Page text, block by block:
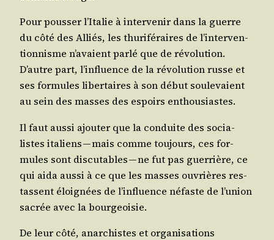
Pour pous­ser l’I­ta­lie à inter­ve­nir dans la guerre
du côté des Alliés, les thu­ri­fé­raires de l’in­ter­ven­
tion­nisme n’a­vaient par­lé que de révo­lu­tion.
D’autre part, l’in­fluence de la révo­lu­tion russe et
ses for­mules liber­taires à son début sou­le­vaient
au sein des masses des espoirs enthousiastes.
Il faut aus­si ajou­ter que la conduite des socia­
listes ita­liens — mais comme tou­jours, ces for­
mules sont dis­cu­tables — ne fut pas guer­rière, ce
qui aida aus­si à ce que les masses ouvrières res­
tassent éloi­gnées de l’in­fluence néfaste de l’u­nion
sacrée avec la bourgeoisie.
De leur côté, anar­chistes et orga­ni­sa­tions